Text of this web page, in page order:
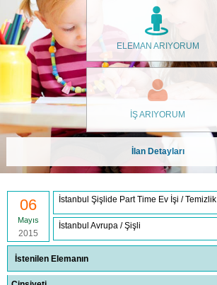
ELEMAN ARIYORUM
İŞ ARIYORUM
İlan Detayları
06
Mayıs
2015
İstanbul Şişlide Part Time Ev İşi / Temizlik
İstanbul Avrupa / Şişli
İstenilen Elemanın